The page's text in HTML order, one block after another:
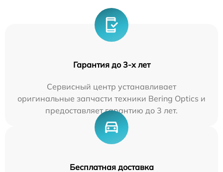
Гарантия до 3-х лет
Сервисный центр устанавливает
оригинальные запчасти техники Bering Optics и
предоставляет гарантию до 3 лет.
Бесплатная доставка